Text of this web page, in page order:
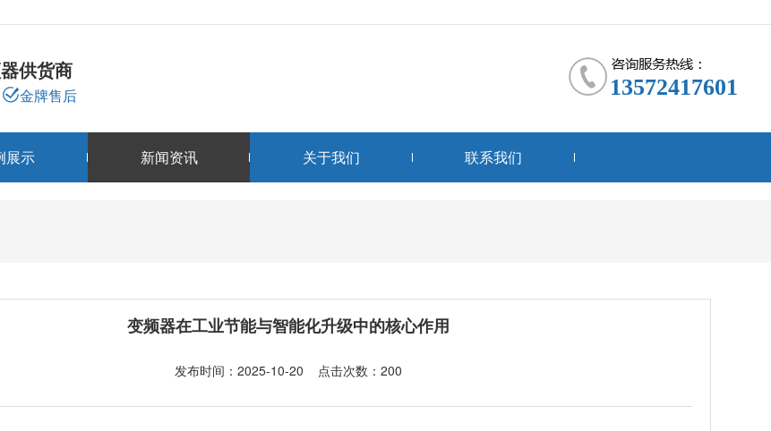
供货商
金牌售后 13572417601
展示 新闻资讯 关于我们 联系我们
变频器在工业节能与智能化升级中的核心作用
发布时间：2025-10-20 点击次数：200